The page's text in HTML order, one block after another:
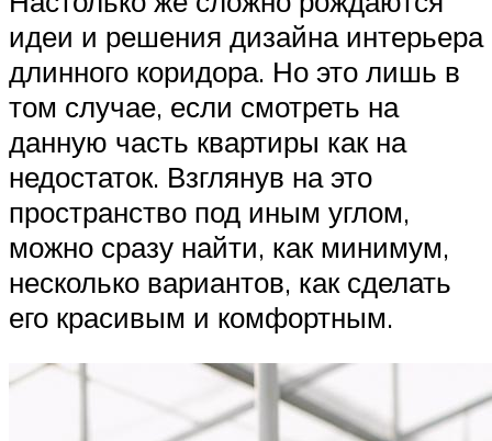
идеи и решения дизайна интерьера
длинного коридора. Но это лишь в
том случае, если смотреть на
данную часть квартиры как на
недостаток. Взглянув на это
пространство под иным углом,
можно сразу найти, как минимум,
несколько вариантов, как сделать
его красивым и комфортным.